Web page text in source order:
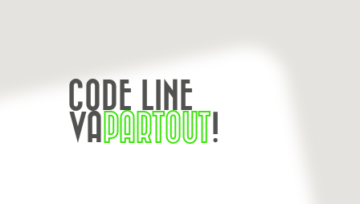
CODE LINE
VAPARTOUT!